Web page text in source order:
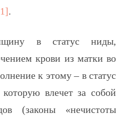
.
в статус ниды,
крови из матки во
к этому – в статус
влечет за собой
(законы «нечистоты